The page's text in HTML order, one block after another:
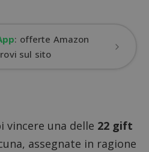
: offerte Amazon
sul sito
vincere una delle 22 gift
assegnate in ragione